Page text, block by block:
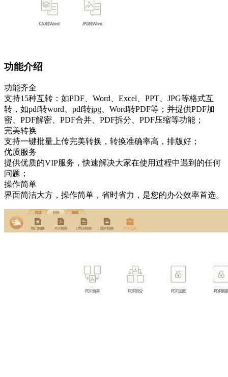
功能介绍
功能齐全
支持15种互转：如PDF、Word、Excel、PPT、JPG等格式互
转，如pdf转word、pdf转jpg、Word转PDF等；并提供PDF加
密、PDF解密、PDF合并、PDF拆分、PDF压缩等功能；
完美转换
支持一键批量上传完美转换，转换准确率高，排版好；
优质服务
提供优质的VIP服务，快速解决大家在使用过程中遇到的任何
问题；
操作简单
界面简洁大方，操作简单，省时省力，是您的办公效率首选。